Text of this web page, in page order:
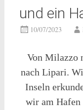
und ein
10/07/2023
Von Milazzo
nach Lipari.
Inseln
wir am Hafen